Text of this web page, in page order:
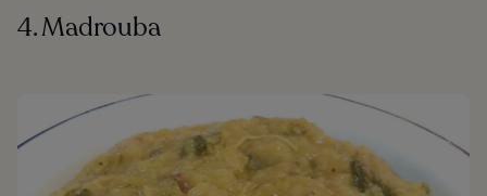
4. Madrouba